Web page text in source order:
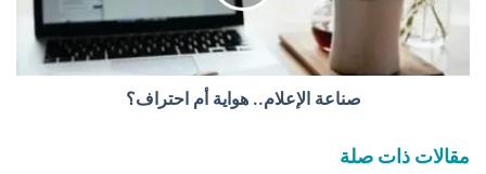
ق
ر
ع
.
صناعة الإعلام.. هواية أم احتراف؟
مقالات ذات صلة